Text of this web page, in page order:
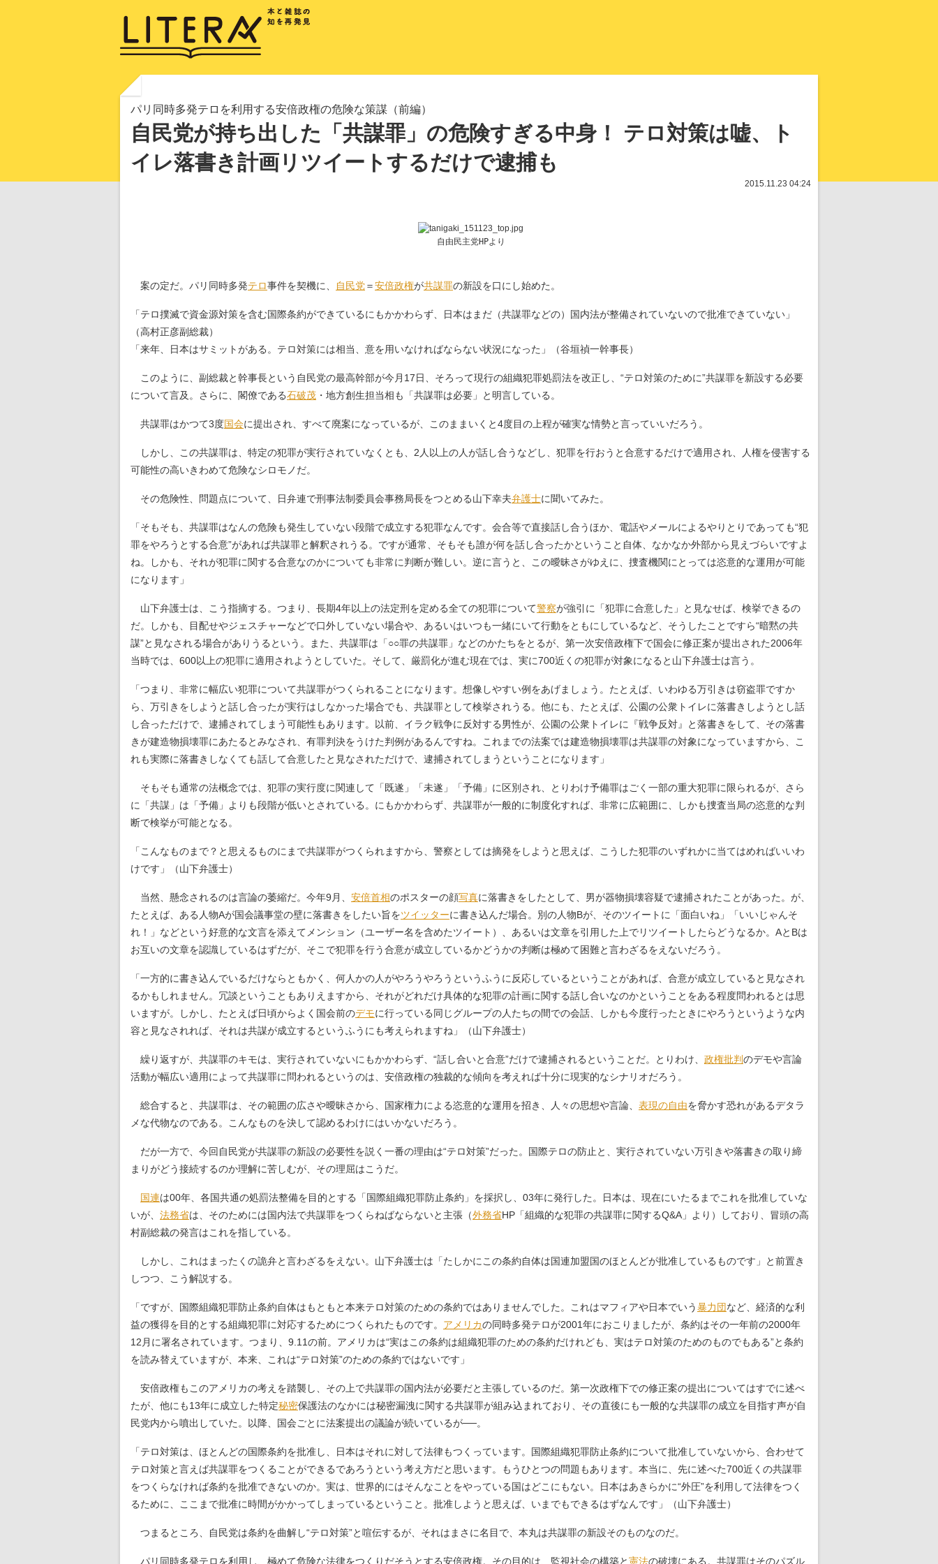
パリ同時多発テロを利用する安倍政権の危険な策謀（前編）
自民党が持ち出した「共謀罪」の危険すぎる中身！ テロ対策は嘘、ト
イレ落書き計画リツイートするだけで逮捕も
2015.11.23 04:24
自由民主党HPより
案の定だ。パリ同時多発テロ事件を契機に、 自民党＝安倍政権が共謀罪の新設を口にし始めた。
「テロ撲滅で資金源対策を含む国際条約ができているにもかかわらず、日本はまだ（共謀罪などの）国内法が整備されていないので批准できていない」
（高村正彦副総裁）
「来年、日本はサミットがある。テロ対策には相当、意を用いなければならない状況になった」（谷垣禎一幹事長）
このように、副総裁と幹事長という自民党の最高幹部が今月17日、そろって現行の組織犯罪処罰法を改正し、“テロ対策のために”共謀罪を新設する必要
について言及。さらに、閣僚である石破茂 ・地方創生担当相も「共謀罪は必要」と明言している。
共謀罪はかつて3度国会に提出され、すべて廃案になっているが、このままいくと4度目の上程が確実な情勢と言っていいだろう。
しかし、この共謀罪は、特定の犯罪が実行されていなくとも、2人以上の人が話し合うなどし、犯罪を行おうと合意するだけで適用され、人権を侵害する
可能性の高いきわめて危険なシロモノだ。
その危険性、問題点について、日弁連で刑事法制委員会事務局長をつとめる山下幸夫弁護士に聞いてみた。
「そもそも、共謀罪はなんの危険も発生していない段階で成立する犯罪なんです。会合等で直接話し合うほか、電話やメールによるやりとりであっても“犯
罪をやろうとする合意”があれば共謀罪と解釈されうる。ですが通常、そもそも誰が何を話し合ったかということ自体、なかなか外部から見えづらいですよ
ね。しかも、それが犯罪に関する合意なのかについても非常に判断が難しい。逆に言うと、この曖昧さがゆえに、捜査機関にとっては恣意的な運用が可能
になります」
山下弁護士は、こう指摘する。つまり、長期4年以上の法定刑を定める全ての犯罪について警察が強引に「犯罪に合意した」と見なせば、検挙できるの
だ。しかも、目配せやジェスチャーなどで口外していない場合や、あるいはいつも一緒にいて行動をともにしているなど、そうしたことですら“暗黙の共
謀”と見なされる場合がありうるという。また、共謀罪は「○○罪の共謀罪」などのかたちをとるが、第一次安倍政権下で国会に修正案が提出された2006年
当時では、600以上の犯罪に適用されようとしていた。そして、厳罰化が進む現在では、実に700近くの犯罪が対象になると山下弁護士は言う。
「つまり、非常に幅広い犯罪について共謀罪がつくられることになります。想像しやすい例をあげましょう。たとえば、いわゆる万引きは窃盗罪ですか
ら、万引きをしようと話し合ったが実行はしなかった場合でも、共謀罪として検挙されうる。他にも、たとえば、公園の公衆トイレに落書きしようとし話
し合っただけで、逮捕されてしまう可能性もあります。以前、イラク戦争に反対する男性が、公園の公衆トイレに『戦争反対』と落書きをして、その落書
きが建造物損壊罪にあたるとみなされ、有罪判決をうけた判例があるんですね。これまでの法案では建造物損壊罪は共謀罪の対象になっていますから、こ
れも実際に落書きしなくても話して合意したと見なされただけで、逮捕されてしまうということになります」
そもそも通常の法概念では、犯罪の実行度に関連して「既遂」「未遂」「予備」に区別され、とりわけ予備罪はごく一部の重大犯罪に限られるが、さら
に「共謀」は「予備」よりも段階が低いとされている。にもかかわらず、共謀罪が一般的に制度化すれば、非常に広範囲に、しかも捜査当局の恣意的な判
断で検挙が可能となる。
「こんなものまで？と思えるものにまで共謀罪がつくられますから、警察としては摘発をしようと思えば、こうした犯罪のいずれかに当てはめればいいわ
けです」（山下弁護士）
当然、懸念されるのは言論の萎縮だ。今年9月、 安倍首相のポスターの顔写真に落書きをしたとして、男が器物損壊容疑で逮捕されたことがあった。が、
たとえば、ある人物Aが国会議事堂の壁に落書きをしたい旨をツイッターに書き込んだ場合。別の人物Bが、そのツイートに「面白いね」「いいじゃんそ
れ！」などという好意的な文言を添えてメンション（ユーザー名を含めたツイート）、あるいは文章を引用した上でリツイートしたらどうなるか。AとBは
お互いの文章を認識しているはずだが、そこで犯罪を行う合意が成立しているかどうかの判断は極めて困難と言わざるをえないだろう。
「一方的に書き込んでいるだけならともかく、何人かの人がやろうやろうというふうに反応しているということがあれば、合意が成立していると見なされ
るかもしれません。冗談ということもありえますから、それがどれだけ具体的な犯罪の計画に関する話し合いなのかということをある程度問われるとは思
いますが。しかし、たとえば日頃からよく国会前のデモに行っている同じグループの人たちの間での会話、しかも今度行ったときにやろうというような内
容と見なされれば、それは共謀が成立するというふうにも考えられますね」（山下弁護士）
繰り返すが、共謀罪のキモは、実行されていないにもかかわらず、“話し合いと合意”だけで逮捕されるということだ。とりわけ、 政権批判のデモや言論
活動が幅広い適用によって共謀罪に問われるというのは、安倍政権の独裁的な傾向を考えれば十分に現実的なシナリオだろう。
総合すると、共謀罪は、その範囲の広さや曖昧さから、国家権力による恣意的な運用を招き、人々の思想や言論、 表現の自由を脅かす恐れがあるデタラ
メな代物なのである。こんなものを決して認めるわけにはいかないだろう。
だが一方で、今回自民党が共謀罪の新設の必要性を説く一番の理由は“テロ対策”だった。国際テロの防止と、実行されていない万引きや落書きの取り締
まりがどう接続するのか理解に苦しむが、その理屈はこうだ。
国連は00年、各国共通の処罰法整備を目的とする「国際組織犯罪防止条約」を採択し、03年に発行した。日本は、現在にいたるまでこれを批准していな
いが、 法務省は、そのためには国内法で共謀罪をつくらねばならないと主張（外務省HP「組織的な犯罪の共謀罪に関するQ&A」より）しており、冒頭の高
村副総裁の発言はこれを指している。
しかし、これはまったくの詭弁と言わざるをえない。山下弁護士は「たしかにこの条約自体は国連加盟国のほとんどが批准しているものです」と前置き
しつつ、こう解説する。
「ですが、国際組織犯罪防止条約自体はもともと本来テロ対策のための条約ではありませんでした。これはマフィアや日本でいう暴力団など、経済的な利
益の獲得を目的とする組織犯罪に対応するためにつくられたものです。 アメリカの同時多発テロが2001年におこりましたが、条約はその一年前の2000年
12月に署名されています。つまり、9.11の前。アメリカは“実はこの条約は組織犯罪のための条約だけれども、実はテロ対策のためのものでもある”と条約
を読み替えていますが、本来、これは“テロ対策”のための条約ではないです」
安倍政権もこのアメリカの考えを踏襲し、その上で共謀罪の国内法が必要だと主張しているのだ。第一次政権下での修正案の提出についてはすでに述べ
たが、他にも13年に成立した特定秘密保護法のなかには秘密漏洩に関する共謀罪が組み込まれており、その直後にも一般的な共謀罪の成立を目指す声が自
民党内から噴出していた。以降、国会ごとに法案提出の議論が続いているが──。
「テロ対策は、ほとんどの国際条約を批准し、日本はそれに対して法律もつくっています。国際組織犯罪防止条約について批准していないから、合わせて
テロ対策と言えば共謀罪をつくることができるであろうという考え方だと思います。もうひとつの問題もあります。本当に、先に述べた700近くの共謀罪
をつくらなければ条約を批准できないのか。実は、世界的にはそんなことをやっている国はどこにもない。日本はあきらかに“外圧”を利用して法律をつく
るために、ここまで批准に時間がかかってしまっているということ。批准しようと思えば、いまでもできるはずなんです」（山下弁護士）
つまるところ、自民党は条約を曲解し“テロ対策”と喧伝するが、それはまさに名目で、本丸は共謀罪の新設そのものなのだ。
パリ同時多発テロを利用し、極めて危険な法律をつくりだそうとする安倍政権。その目的は、監視社会の構築と憲法の破壊にある。共謀罪はそのパズル